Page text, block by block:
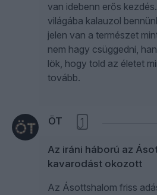
van idebenn erős
világába kalauzol
jelen van a természet
nem hagy csüggedni,
lök, hogy told az életet
tovább.
ÖT 1
Az iráni háború az
kavarodást okozott
Az Ásottshalom friss